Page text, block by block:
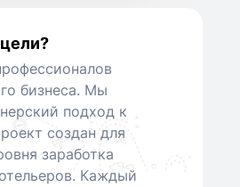
бизнеса. Мы
подход к
создан для
заработка
Каждый